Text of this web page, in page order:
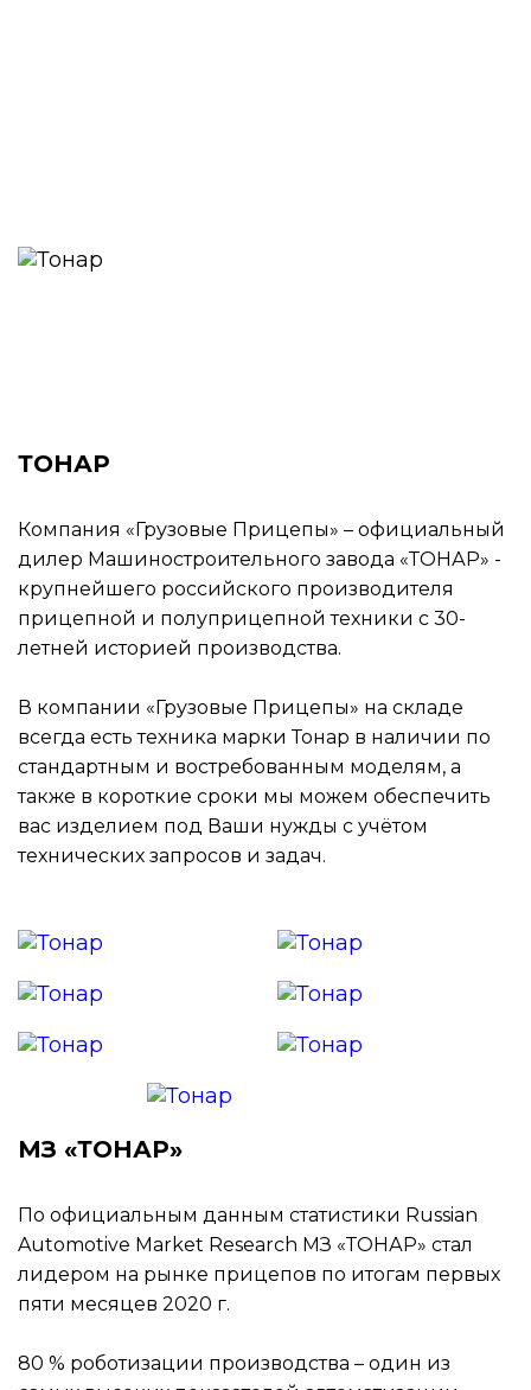
ТОНАР
Компания «Грузовые Прицепы» – официальный
дилер Машиностроительного завода «ТОНАР» -
крупнейшего российского производителя
прицепной и полуприцепной техники с 30-
летней историей производства.
В компании «Грузовые Прицепы» на складе
всегда есть техника марки Тонар в наличии по
стандартным и востребованным моделям, а
также в короткие сроки мы можем обеспечить
вас изделием под Ваши нужды с учётом
технических запросов и задач.
МЗ «ТОНАР»
По официальным данным статистики Russian
Automotive Market Research МЗ «ТОНАР» стал
лидером на рынке прицепов по итогам первых
пяти месяцев 2020 г.
80 % роботизации производства – один из